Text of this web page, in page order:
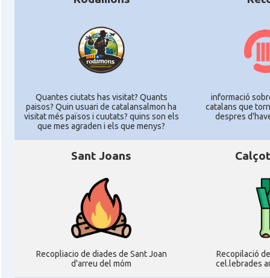
Quantes ciutats has visitat? Quants
paisos? Quin usuari de catalansalmon ha
visitat més països i cuutats? quins son els
que mes agraden i els que menys?
informació
catalans que
despres
Sant Joans
Recopliacio de diades de Sant Joan
d'arreu del móm
Recopilació
cel.lebrades